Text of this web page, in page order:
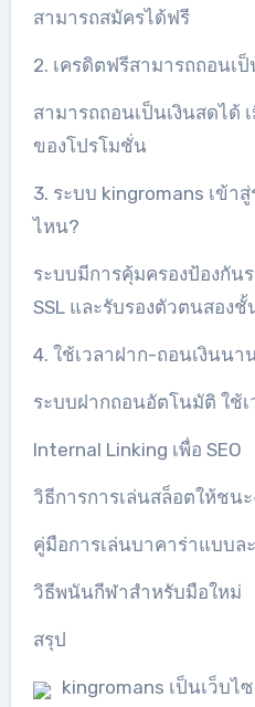
สามารถสมัครได้ฟรี
2. เครดิตฟรีสามารถถอนเ
สามารถถอนเป็นเงินสดได้
ของโปรโมชั่น
3. ระบบ kingromans เข้า
ไหน?
ระบบมีการคุ้มครองป้องกัน
SSL และรับรองตัวตนสองชั้
4. ใช้เวลาฝาก-ถอนเงินน
ระบบฝากถอนอัตโนมัติ ใช้
Internal Linking เพื่อ SEO
วิธีการการเล่นสล็อตให้ชนะ
คู่มือการเล่นบาคาร่าแบบล
วิธีพนันกีฬาสำหรับมือใหม่
สรุป
kingromans เป็นเว็บ